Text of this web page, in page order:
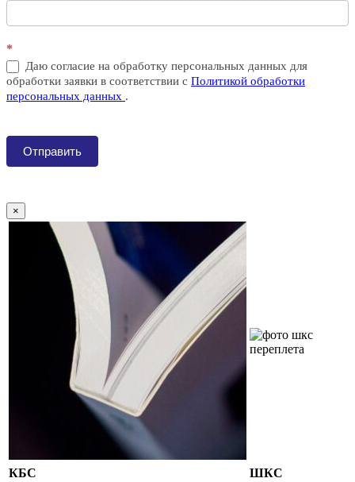
*
Даю согласие на обработку персональных данных для
обработки заявки в соответствии с Политикой обработки
персональных данных .
Отправить
×
КБС ШКС